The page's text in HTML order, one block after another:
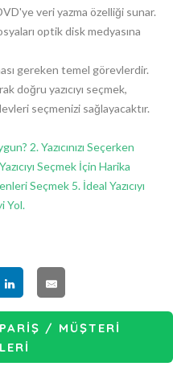
veri yazma özelliği sunar.
optik disk medyasına
gereken temel görevlerdir.
doğru yazıcıyı seçmek,
seçmenizi sağlayacaktır.
2. Yazıcınızı Seçerken
Seçmek İçin Harika
Seçmek 5. İdeal Yazıcıyı
Yol.
/ MÜŞTERİ